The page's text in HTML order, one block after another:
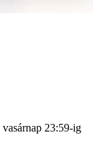
vasárnap 23:59-ig